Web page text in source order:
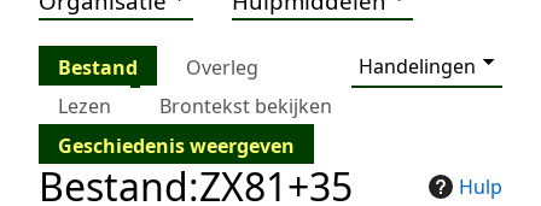
Bestand Overleg
Handelingen
Lezen
Brontekst bekijken
Geschiedenis weergeven
Hulp
Bestand:ZX81+35